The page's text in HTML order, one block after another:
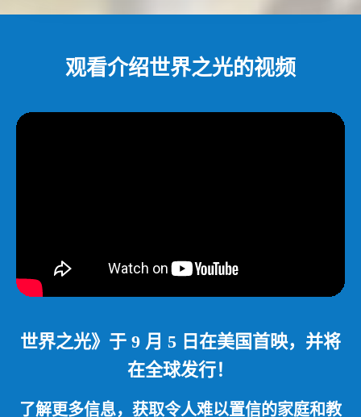
观看介绍世界之光的视频
世界之光》于 9 月 5 日在美国首映，并将
在全球发行！
了解更多信息，获取令人难以置信的家庭和教